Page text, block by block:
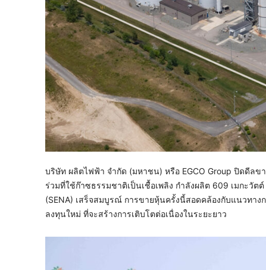
บริษัท ผลิตไฟฟ้า จำกัด (มหาชน) หรือ EGCO Group ปิดดีลข
ร่วมที่ใช้ก๊าซธรรมชาติเป็นเชื้อเพลิง กำลังผลิต 609 เมกะวัต
(SENA) เสร็จสมบูรณ์ การขายหุ้นครั้งนี้สอดคล้องกับแนวทาง
ลงทุนใหม่ ที่จะสร้างการเติบโตต่อเนื่องในระยะยาว